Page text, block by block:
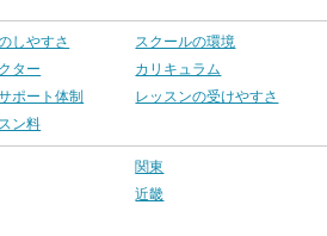
しやすさ
スクールの環境
ター
カリキュラム
ポート体制
レッスンの受けやすさ
ン料
関東
近畿